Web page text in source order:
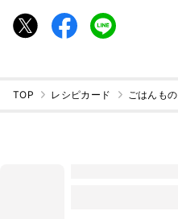
TOP レシピカード ごはんもの